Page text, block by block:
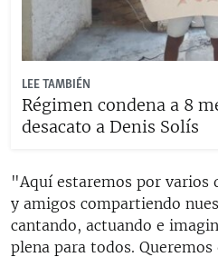
LEE TAMBIÉN
Régimen condena a 8
desacato a Denis Solís
"Aquí estaremos por varios
y amigos compartiendo
cantando, actuando e
plena para todos.